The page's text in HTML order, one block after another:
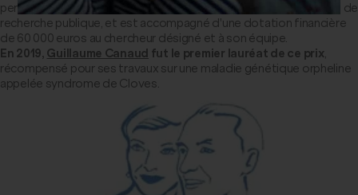
personnalité scientifique évoluant en France, dans un laboratoire de
recherche publique, et est accompagné d'une dotation financière
de 60 000 euros au chercheur désigné et à son équipe.
En 2019, Guillaume Canaud fut le premier lauréat de ce prix
récompensé pour ses travaux sur une maladie génétique orpheline
appelée syndrome de Cloves.